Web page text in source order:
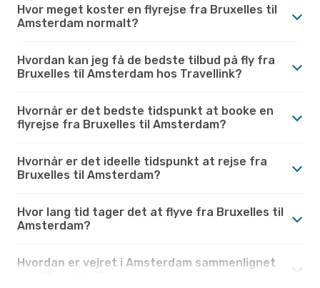
Hvor meget koster en flyrejse fra Bruxelles til
Amsterdam normalt?
Hvordan kan jeg få de bedste tilbud på fly fra
Bruxelles til Amsterdam hos Travellink?
Hvornår er det bedste tidspunkt at booke en
flyrejse fra Bruxelles til Amsterdam?
Hvornår er det ideelle tidspunkt at rejse fra
Bruxelles til Amsterdam?
Hvor lang tid tager det at flyve fra Bruxelles til
Amsterdam?
Hvordan er vejret i Amsterdam sammenlignet